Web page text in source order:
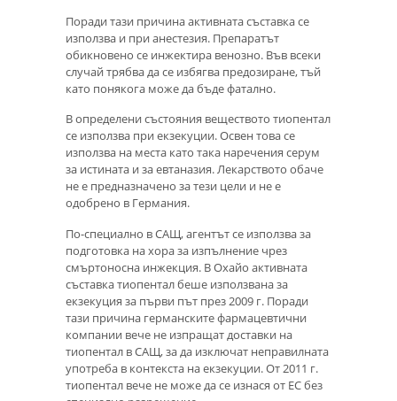
Поради тази причина активната съставка се
използва и при анестезия. Препаратът
обикновено се инжектира венозно. Във всеки
случай трябва да се избягва предозиране, тъй
като понякога може да бъде фатално.
В определени състояния веществото тиопентал
се използва при екзекуции. Освен това се
използва на места като така наречения серум
за истината и за евтаназия. Лекарството обаче
не е предназначено за тези цели и не е
одобрено в Германия.
По-специално в САЩ, агентът се използва за
подготовка на хора за изпълнение чрез
смъртоносна инжекция. В Охайо активната
съставка тиопентал беше използвана за
екзекуция за първи път през 2009 г. Поради
тази причина германските фармацевтични
компании вече не изпращат доставки на
тиопентал в САЩ, за да изключат неправилната
употреба в контекста на екзекуции. От 2011 г.
тиопентал вече не може да се изнася от ЕС без